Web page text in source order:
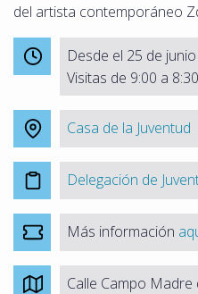
del artista contemporáneo
Desde el 25 de
Visitas de 9:00 a
Casa de la Juventud
Delegación de
Más información
Calle Campo Madre